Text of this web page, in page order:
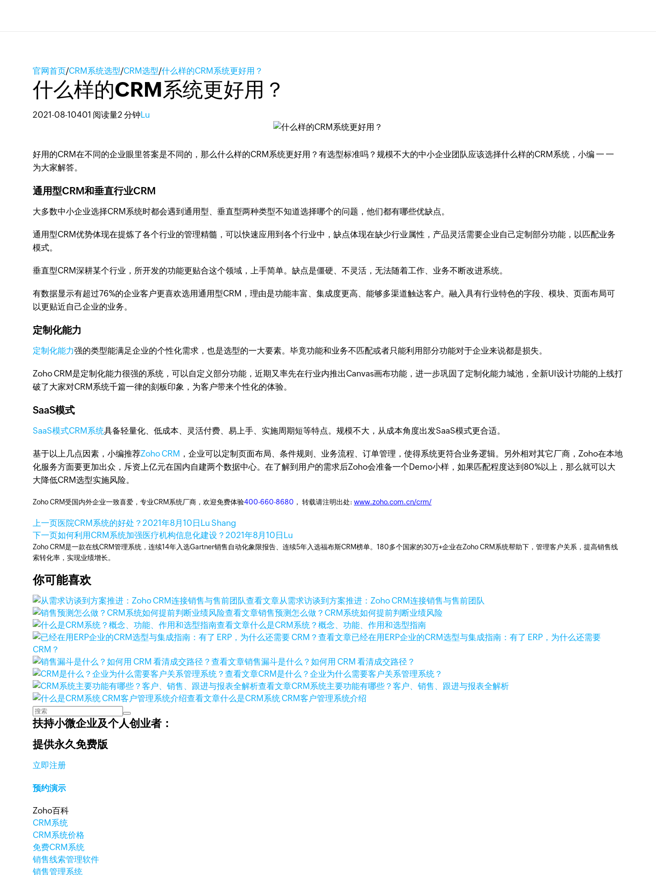
官网首页/CRM系统选型/CRM选型/什么样的CRM系统更好用？
什么样的CRM系统更好用？
2021-08-10401 阅读量2 分钟 Lu
好用的CRM在不同的企业眼里答案是不同的，那么什么样的CRM系统更好用？有选型标准吗？规模不大的中小企业团队应该选择什么样的CRM系统，小编 一 一
为大家解答。
通用型CRM和垂直行业CRM
大多数中小企业选择CRM系统时都会遇到通用型、垂直型两种类型不知道选择哪个的问题，他们都有哪些优缺点。
通用型CRM优势体现在提炼了各个行业的管理精髓，可以快速应用到各个行业中，缺点体现在缺少行业属性，产品灵活需要企业自己定制部分功能，以匹配业务
模式。
垂直型CRM深耕某个行业，所开发的功能更贴合这个领域，上手简单。缺点是僵硬、不灵活，无法随着工作、业务不断改进系统。
有数据显示有超过76%的企业客户更喜欢选用通用型CRM，理由是功能丰富、集成度更高、能够多渠道触达客户。融入具有行业特色的字段、模块、页面布局可
以更贴近自己企业的业务。
定制化能力
定制化能力强的类型能满足企业的个性化需求，也是选型的一大要素。毕竟功能和业务不匹配或者只能利用部分功能对于企业来说都是损失。
Zoho CRM是定制化能力很强的系统，可以自定义部分功能，近期又率先在行业内推出Canvas画布功能，进一步巩固了定制化能力城池，全新UI设计功能的上线打
破了大家对CRM系统千篇一律的刻板印象，为客户带来个性化的体验。
SaaS模式
SaaS模式CRM系统具备轻量化、低成本、灵活付费、易上手、实施周期短等特点。规模不大，从成本角度出发SaaS模式更合适。
基于以上几点因素，小编推荐Zoho CRM ，企业可以定制页面布局、条件规则、业务流程、订单管理，使得系统更符合业务逻辑。另外相对其它厂商，Zoho在本地
化服务方面要更加出众，斥资上亿元在国内自建两个数据中心。在了解到用户的需求后Zoho会准备一个Demo小样，如果匹配程度达到80%以上，那么就可以大
大降低CRM选型实施风险。
Zoho CRM受国内外企业一致喜爱，专业CRM系统厂商，欢迎免费体验400-660-8680 ， 转载请注明出处:www.zoho.com.cn/crm/
上一页医院CRM系统的好处？2021年8月10日 Lu Shang
下一页如何利用CRM系统加强医疗机构信息化建设？2021年8月10日 Lu
Zoho CRM是一款在线CRM管理系统，连续14年入选Gartner销售自动化象限报告、连续5年入选福布斯CRM榜单。180多个国家的30万+企业在Zoho CRM系统帮助下，管理客户关系，提高销售线
索转化率，实现业绩增长。
你可能喜欢
查看文章从需求访谈到方案推进：Zoho CRM连接销售与售前团队
查看文章销售预测怎么做？CRM系统如何提前判断业绩风险
查看文章什么是CRM系统？概念、功能、作用和选型指南
查看文章已经在用ERP企业的CRM选型与集成指南：有了 ERP，为什么还需要
CRM？
查看文章销售漏斗是什么？如何用 CRM 看清成交路径？
查看文章CRM是什么？企业为什么需要客户关系管理系统？
查看文章CRM系统主要功能有哪些？客户、销售、跟进与报表全解析
查看文章什么是CRM系统 CRM客户管理系统介绍
扶持小微企业及个人创业者：
提供永久免费版
立即注册
预约演示
Zoho百科
CRM系统
CRM系统价格
免费CRM系统
销售线索管理软件
销售管理系统